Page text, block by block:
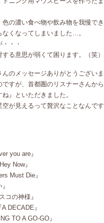
の濃い食べ物や飲み物を我慢で
くなってしまいました…。
・・
る意思が弱くて困ります。（笑）
のメッセージありがとうござい
すが、首都圏のリスナーさんか
』といただきました。
空が見えるって贅沢なことなんで
you are』
Now』
Must Die』
の神様』
』
TO A GO-GO』